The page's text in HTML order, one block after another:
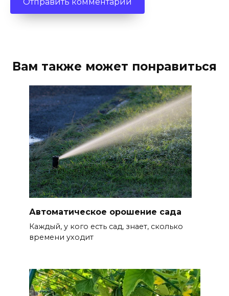
Вам также может понравиться
Автоматическое орошение сада
Каждый, у кого есть сад, знает, сколько
времени уходит